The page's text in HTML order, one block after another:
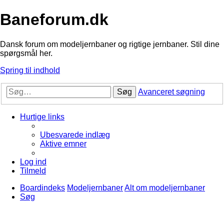
Baneforum.dk
Dansk forum om modeljernbaner og rigtige jernbaner. Stil dine
spørgsmål her.
Spring til indhold
Søg Avanceret søgning
Hurtige links
Ubesvarede indlæg
Aktive emner
Log ind
Tilmeld
Boardindeks ModeljernbanerAlt om modeljernbaner
Søg